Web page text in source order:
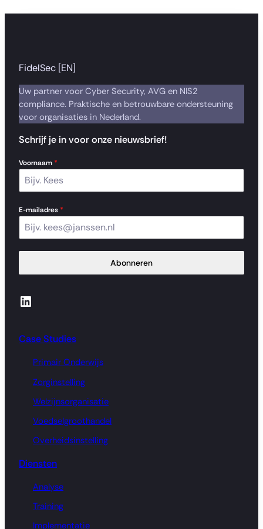
FidelSec [EN]
Uw partner voor Cyber Security, AVG en NIS2
compliance. Praktische en betrouwbare ondersteuning
voor organisaties in Nederland.
Schrijf je in voor onze nieuwsbrief!
Voornaam *
E-mailadres *
Abonneren
LinkedIn
Case Studies
Primair Onderwijs
Zorginstelling
Welzijnsorganisatie
Voedselgroothandel
Overheidsinstelling
Diensten
Analyse
Training
Implementatie